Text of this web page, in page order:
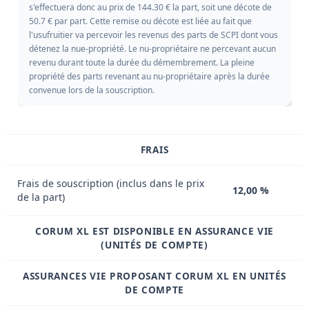
s'effectuera donc au prix de 144.30 € la part, soit une décote de
50.7 € par part. Cette remise ou décote est liée au fait que
l'usufruitier va percevoir les revenus des parts de SCPI dont vous
détenez la nue-propriété. Le nu-propriétaire ne percevant aucun
revenu durant toute la durée du démembrement. La pleine
propriété des parts revenant au nu-propriétaire après la durée
convenue lors de la souscription.
FRAIS
Frais de souscription (inclus dans le prix
de la part)
12,00 %
CORUM XL EST DISPONIBLE EN ASSURANCE VIE
(UNITÉS DE COMPTE)
ASSURANCES VIE PROPOSANT CORUM XL EN UNITÉS
DE COMPTE